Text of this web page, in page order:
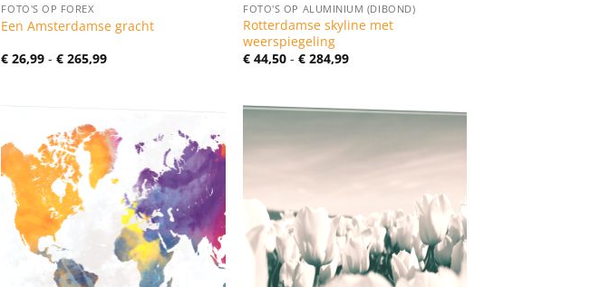
FOTO'S OP FOREX
Een Amsterdamse gracht
€ 26,99 - € 265,99Prijsklasse:
FOTO'S OP ALUMINIUM (DIBOND)
Rotterdamse skyline met
weerspiegeling
€ 44,50 - € 284,99Prijsklasse: